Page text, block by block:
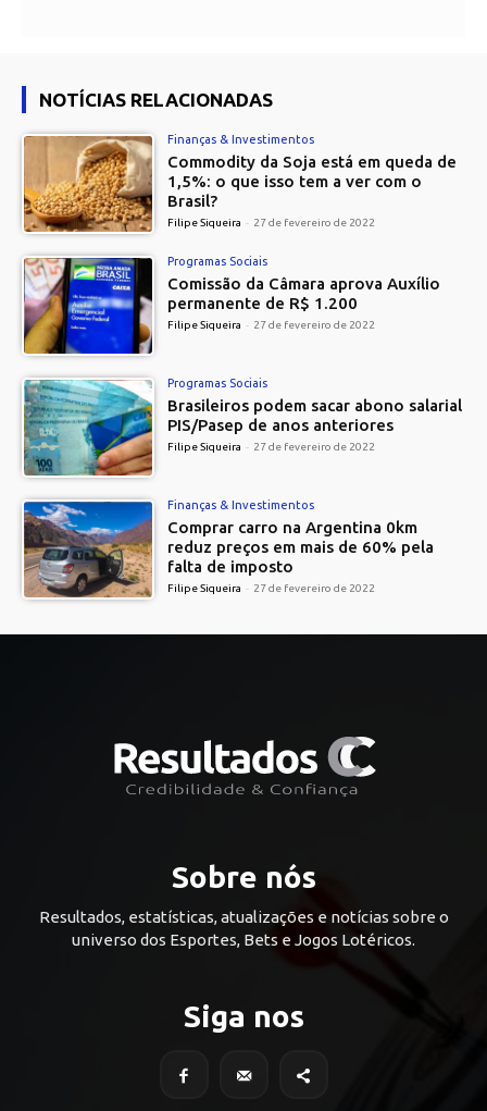
NOTÍCIAS RELACIONADAS
Finanças & Investimentos
Commodity da Soja está em queda de
1,5%: o que isso tem a ver com o
Brasil?
Filipe Siqueira - 27 de fevereiro de 2022
Programas Sociais
Comissão da Câmara aprova Auxílio
permanente de R$ 1.200
Filipe Siqueira - 27 de fevereiro de 2022
Programas Sociais
Brasileiros podem sacar abono salarial
PIS/Pasep de anos anteriores
Filipe Siqueira - 27 de fevereiro de 2022
Finanças & Investimentos
Comprar carro na Argentina 0km
reduz preços em mais de 60% pela
falta de imposto
Filipe Siqueira - 27 de fevereiro de 2022
Sobre nós
Resultados, estatísticas, atualizações e notícias sobre o
universo dos Esportes, Bets e Jogos Lotéricos.
Siga nos